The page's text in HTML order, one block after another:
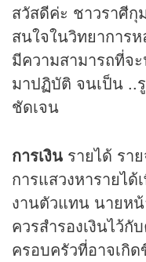
สวัสดีค่ะ ชาวราศี
สนใจในวิทยาการ
มีความสามารถที่จ
มาปฏิบัติ จนเป็น ..
ชัดเจน
การเงิน รายได้ รา
การแสวงหารายไ
งานตัวแทน นายห
ควรสำรองเงินไว้กั
ครอบครัวที่อาจเกิ